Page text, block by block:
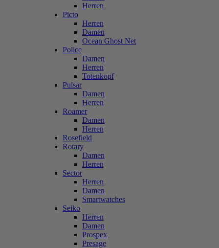
Herren
Picto
Herren
Damen
Ocean Ghost Net
Police
Damen
Herren
Totenkopf
Pulsar
Damen
Herren
Roamer
Damen
Herren
Rosefield
Rotary
Damen
Herren
Sector
Herren
Damen
Smartwatches
Seiko
Herren
Damen
Prospex
Presage